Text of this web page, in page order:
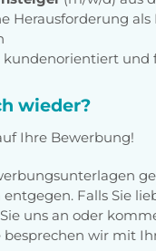
Herausforderung
kundenorientiert und
wieder?
Ihre Bewerbung!
Falls Sie
uns an oder
besprechen wir mit